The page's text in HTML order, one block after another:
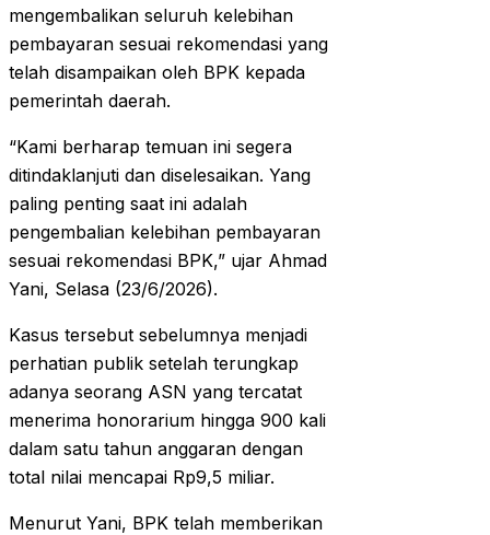
mengembalikan seluruh kelebihan
pembayaran sesuai rekomendasi yang
telah disampaikan oleh BPK kepada
pemerintah daerah.
“Kami berharap temuan ini segera
ditindaklanjuti dan diselesaikan. Yang
paling penting saat ini adalah
pengembalian kelebihan pembayaran
sesuai rekomendasi BPK,” ujar Ahmad
Yani, Selasa (23/6/2026).
Kasus tersebut sebelumnya menjadi
perhatian publik setelah terungkap
adanya seorang ASN yang tercatat
menerima honorarium hingga 900 kali
dalam satu tahun anggaran dengan
total nilai mencapai Rp9,5 miliar.
Menurut Yani, BPK telah memberikan